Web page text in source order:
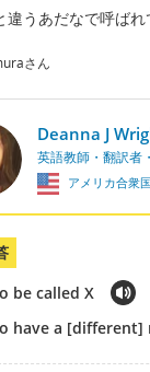
違うあだなで呼ばれ
さん
Deanna J
英語教師・翻訳者
アメリカ合衆国
be called X
have a [different]